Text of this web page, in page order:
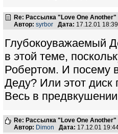
Re: Рассылка "Love One Another"
Автор: syrbor Дата: 17.12.01
Глубокоуважаемый
в этой теме,
Робертом. И посему
Деду? Или этот
Весь в
Re: Рассылка "Love One Another"
Автор: Dimon Дата: 17.12.01